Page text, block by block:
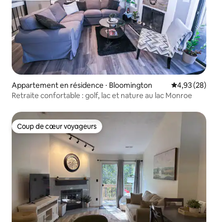
Appartement en résidence ⋅ Bloomington Évaluation
4,93 (28)
Retraite confortable : golf, lac et nature au lac Monroe
Coup de cœur voyageurs
Coup de cœur voyageurs